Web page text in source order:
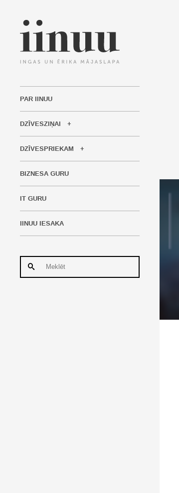
PAR IINUU
DZĪVESZIŅAI
DZĪVESPRIEKAM
BIZNESA GURU
IT GURU
IINUU IESAKA